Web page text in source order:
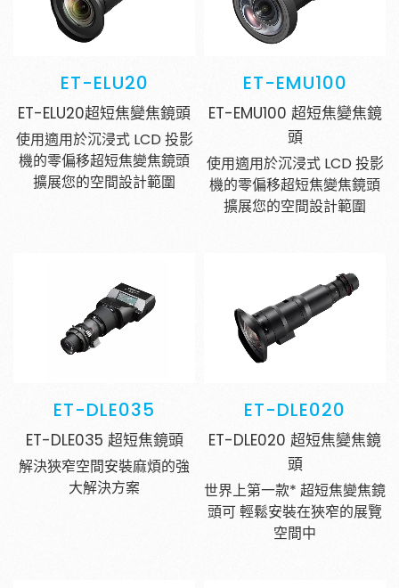
ET-ELU20
ET-ELU20超短焦變焦鏡頭
使用適用於沉浸式 LCD 投影
機的零偏移超短焦變焦鏡頭
擴展您的空間設計範圍
ET-EMU100
ET-EMU100 超短焦變焦鏡
頭
使用適用於沉浸式 LCD 投影
機的零偏移超短焦變焦鏡頭
擴展您的空間設計範圍
ET-DLE035
ET-DLE035 超短焦鏡頭
解決狹窄空間安裝麻煩的強
大解決方案
ET-DLE020
ET-DLE020 超短焦變焦鏡
頭
世界上第一款* 超短焦變焦鏡
頭可 輕鬆安裝在狹窄的展覽
空間中